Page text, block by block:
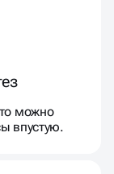
можно
впустую.